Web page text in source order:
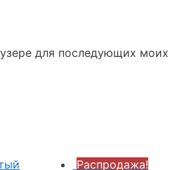
для последующих
Распродажа!